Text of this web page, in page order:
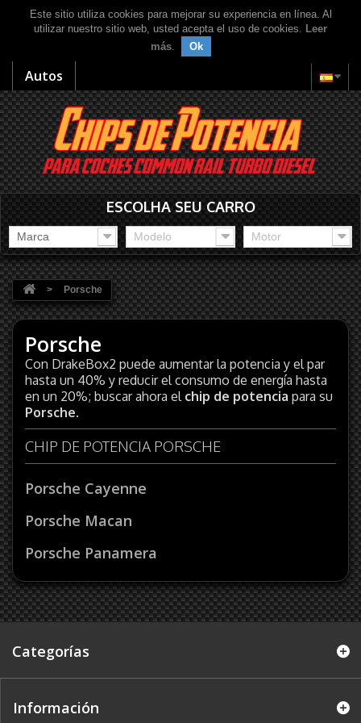
Este sitio utiliza cookies para mejorar su experiencia en línea. Al
utilizar nuestro sitio web, usted acepta el uso de cookies. Leer
más. Ok
Autos
ESCOLHA SEU CARRO
Marca Modelo Motor
> Porsche
Porsche
Con DrakeBox2 puede aumentar la potencia y el par
hasta un 40% y reducir el consumo de energía hasta
en un 20%; buscar ahora el chip de potencia para su
Porsche.
CHIP DE POTENCIA PORSCHE
Porsche Cayenne
Porsche Macan
Porsche Panamera
Categorías
Información